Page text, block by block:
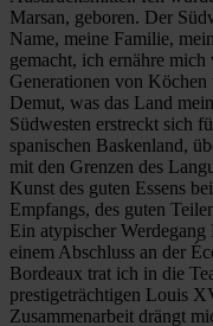
Marsan, geboren. Der
Name, meine Familie,
gemacht, ich ernähre
Generationen von
Demut, was das Land
Südwesten erstreckt sich
spanischen Baskenland,
mit den Grenzen des
Kunst des guten Essens
Empfangs, des guten
Ein atypischer
einem Abschluss an der
Bordeaux trat ich in die
prestigeträchtigen Louis
Zusammenarbeit drängt